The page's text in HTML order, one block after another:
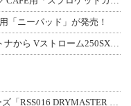
「ニーパッド」が発売！